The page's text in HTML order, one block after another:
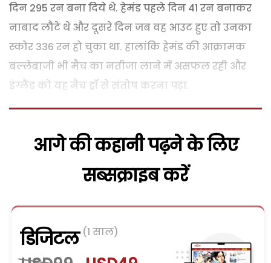
दिन 295 रन बना दिये थे. हेमंड पहले दिन 41 रन बनाकर
नाबाद लौटे थे और दूसरे दिन जब वह आउट हुए तो उनका
स्कोर 336 रन हो चुका था. हालांकि हेमंड की आक्रामक
बल्लेबाजी भी मैच का नतीजा लाने में असफल रही और
इंग्लैंड को यह मैच ड्रॉ से संतोष करना पड़ा.
आगे की कहानी पढ़ने के लिए
सब्सक्राइब करें
डिजिटल (1 साल)